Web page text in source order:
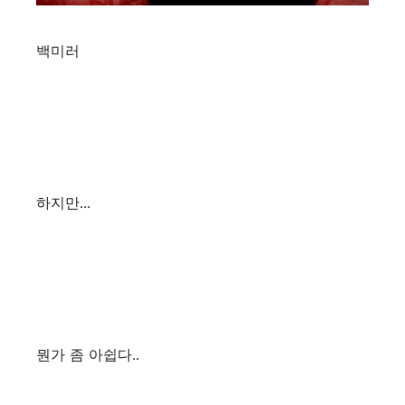
백미러
하지만...
뭔가 좀 아쉽다..